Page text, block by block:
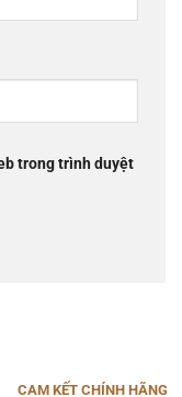
trong trình duyệt
CAM KẾT CHÍNH HÃNG